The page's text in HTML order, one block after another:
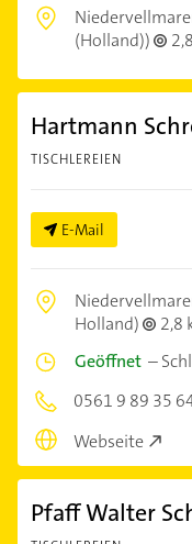
(Holland))
Hartmann
TISCHLEREIEN
E-Mail
Holland)
2,8
Geöffnet –
0561 9 89 35
Webseite
Pfaff Walter